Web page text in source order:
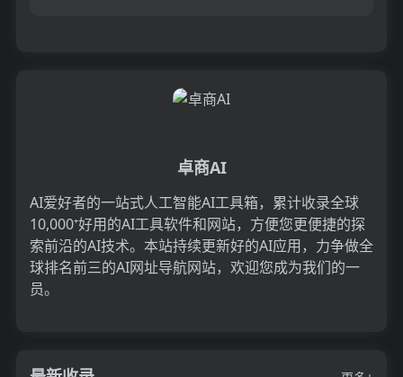
卓商AI
AI爱好者的一站式人工智能AI工具箱，累计收录全球
10,000⁺好用的AI工具软件和网站，方便您更便捷的探
索前沿的AI技术。本站持续更新好的AI应用，力争做全
球排名前三的AI网址导航网站，欢迎您成为我们的一
员。